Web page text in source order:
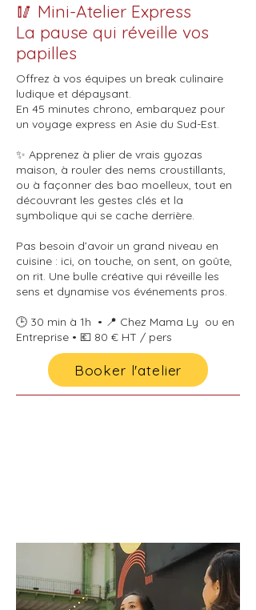
🥢 Mini-Atelier Express
La pause qui réveille vos
papilles
Offrez à vos équipes un break culinaire
ludique et dépaysant.
En 45 minutes chrono, embarquez pour
un voyage express en Asie du Sud-Est.
✨ Apprenez à plier de vrais gyozas
maison, à rouler des nems croustillants,
ou à façonner des bao moelleux, tout en
découvrant les gestes clés et la
symbolique qui se cache derrière.
Pas besoin d’avoir un grand niveau en
cuisine : ici, on touche, on sent, on goûte,
on rit. Une bulle créative qui réveille les
sens et dynamise vos événements pros.
🕒 30 min à 1h • 📍 Chez Mama Ly ou en
Entreprise • 💶 80 € HT / pers
Booker l'atelier